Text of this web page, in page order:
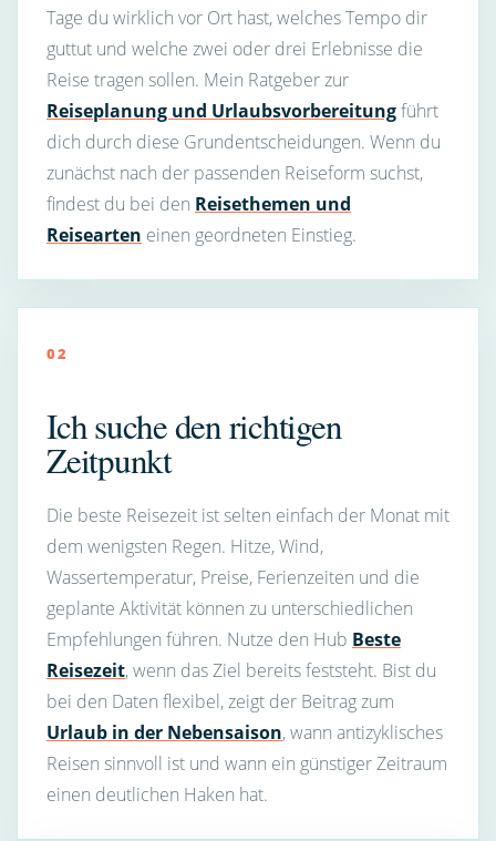
Tage du wirklich vor Ort hast, welches Tempo dir
guttut und welche zwei oder drei Erlebnisse die
Reise tragen sollen. Mein Ratgeber zur
Reiseplanung und Urlaubsvorbereitungführt
dich durch diese Grundentscheidungen. Wenn du
zunächst nach der passenden Reiseform suchst,
findest du bei den Reisethemen und
Reisearten einen geordneten Einstieg.
02
Ich suche den richtigen
Zeitpunkt
Die beste Reisezeit ist selten einfach der Monat mit
dem wenigsten Regen. Hitze, Wind,
Wassertemperatur, Preise, Ferienzeiten und die
geplante Aktivität können zu unterschiedlichen
Empfehlungen führen. Nutze den Hub Beste
Reisezeit, wenn das Ziel bereits feststeht. Bist du
bei den Daten flexibel, zeigt der Beitrag zum
Urlaub in der Nebensaison, wann antizyklisches
Reisen sinnvoll ist und wann ein günstiger Zeitraum
einen deutlichen Haken hat.